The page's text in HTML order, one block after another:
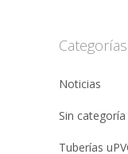
Categorías
Noticias
Sin categoría
Tuberías